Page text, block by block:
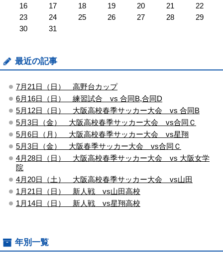
16
17 18 19 20 21
22
23
24 25 26 27 28
29
30
31
最近の記事
7月21日（日） 高野台カップ
6月16日（日） 練習試合 vs 合同B,合同D
5月12日（日） 大阪高校春季サッカー大会 vs 合同B
5月3日（金） 大阪高校春季サッカー大会 vs合同Ｃ
5月6日（月） 大阪高校春季サッカー大会 vs星翔
5月3日（金） 大阪春季サッカー大会 vs合同Ｃ
4月28日（日） 大阪高校春季サッカー大会 vs 大阪女学
院
4月20日（土） 大阪高校春季サッカー大会 vs山田
1月21日（日） 新人戦 vs山田高校
1月14日（日） 新人戦 vs星翔高校
年別一覧